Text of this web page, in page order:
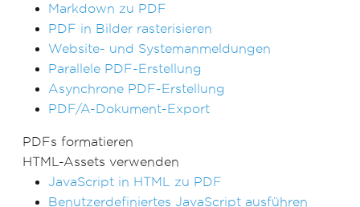
Markdown zu PDF
PDF in Bilder rasterisieren
Website- und Systemanmeldungen
Parallele PDF-Erstellung
Asynchrone PDF-Erstellung
PDF/A-Dokument-Export
PDFs formatieren
HTML-Assets verwenden
JavaScript in HTML zu PDF
Benutzerdefiniertes JavaScript ausführen